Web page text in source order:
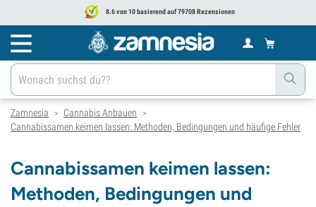
8.6 von 10 basierend auf 79708 Rezensionen
Zamnesia > Cannabis Anbauen >
Cannabissamen keimen lassen: Methoden, Bedingungen und häufige Fehler
Cannabissamen keimen lassen:
Methoden, Bedingungen und